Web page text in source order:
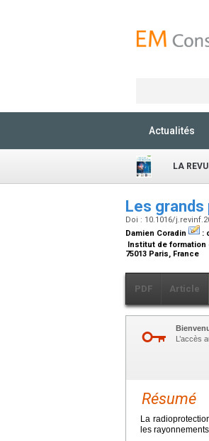
Actualités
LA
Les
Doi : 10.1016/
Damien Coradin
:
Institut de formation
75013 Paris, France
PDF Article
L’accès
Résumé
La
les